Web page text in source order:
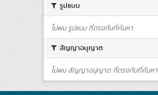
รูปแบบ
ไม่พบ รูปแบบ ที่ตรงกับที่ค้นหา
สัญญาอนุญาต
ไม่พบ สัญญาอนุญาต ที่ตรงกับที่ค้นหา